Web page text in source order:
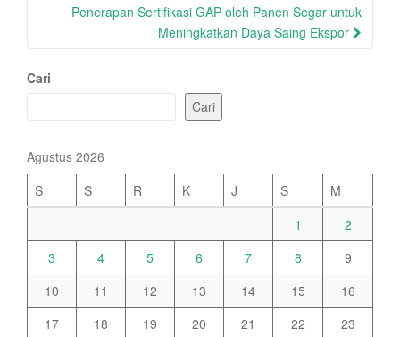
Penerapan Sertifikasi GAP oleh Panen Segar untuk
Meningkatkan Daya Saing Ekspor
Cari
Cari
Agustus 2026
S
S R K J S
M
1
2
3
4 5 6 7 8
9
10
11 12 13 14 15
16
17
18 19 20 21 22
23